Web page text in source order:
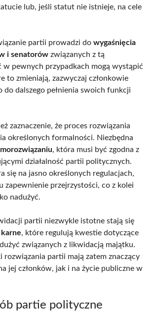
lub, jeśli statut nie istnieje, na cele
partii prowadzi do wygaśnięcia
i senatorów związanych z tą
w pewnych przypadkach mogą wystąpić
to zmieniają, zazwyczaj członkowie
dalszego pełnienia swoich funkcji
zaznaczenie, że proces rozwiązania
określonych formalności. Niezbędna
, która musi być zgodna z
działalność partii politycznych.
się na jasno określonych regulacjach,
zapewnienie przejrzystości, co z kolei
nadużyć.
partii niezwykle istotne stają się
, które regulują kwestie dotyczące
związanych z likwidacją majątku.
rozwiązania partii mają zatem znaczący
jej członków, jak i na życie publiczne w
partie polityczne